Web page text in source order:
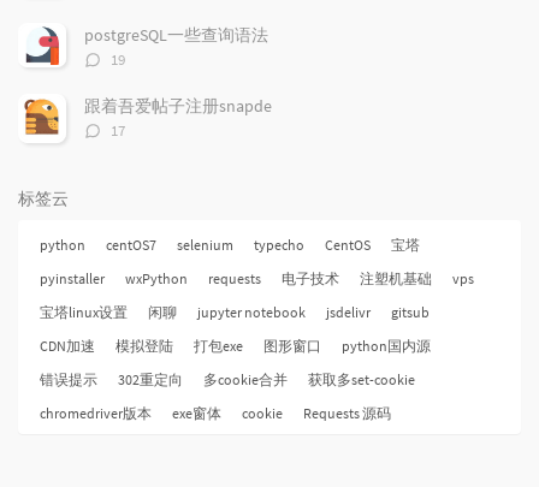
数：
postgreSQL一些查询语法
评
数：
19
跟着吾爱帖子注册snapde
评
17
标签云
python centOS7 selenium typecho CentOS
宝塔
pyinstaller
wxPython requests 电子技术 注塑机基础
vps
宝塔linux设置
闲聊 jupyter notebook jsdelivr
gitsub
CDN加速
模拟登陆 打包exe 图形窗口
python国内源
错误提示
302重定向 多cookie合并
获取多set-cookie
chromedriver版本
exe窗体 cookie Requests 源码